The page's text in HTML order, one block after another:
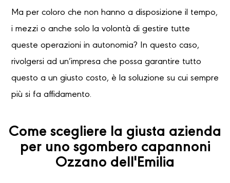
Ma per coloro che non hanno a disposizione il tempo,
i mezzi o anche solo la volontà di gestire tutte
queste operazioni in autonomia? In questo caso,
rivolgersi ad un’impresa che possa garantire tutto
questo a un giusto costo, è la soluzione su cui sempre
più si fa affidamento.
Come scegliere la giusta azienda
per uno sgombero capannoni
Ozzano dell'Emilia